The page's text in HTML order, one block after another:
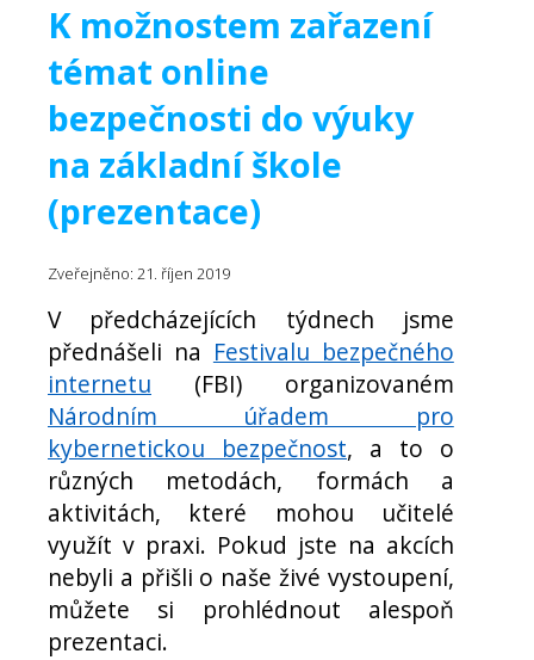
K možnostem zařazení
témat online
bezpečnosti do výuky
na základní škole
(prezentace)
Zveřejněno: 21. říjen 2019
V předcházejících týdnech jsme
přednášeli na Festivalu bezpečného
internetu (FBI) organizovaném
Národním úřadem pro
kybernetickou bezpečnost, a to o
různých metodách, formách a
aktivitách, které mohou učitelé
využít v praxi. Pokud jste na akcích
nebyli a přišli o naše živé vystoupení,
můžete si prohlédnout alespoň
prezentaci.